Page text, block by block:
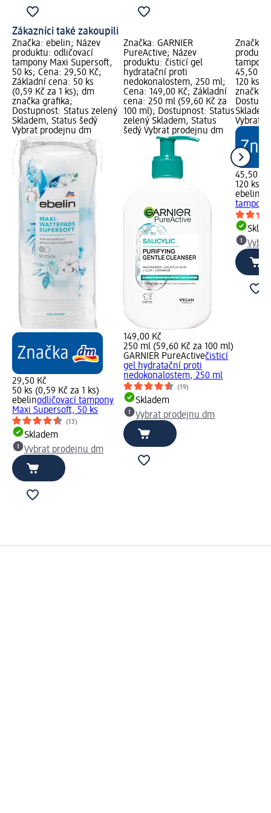
Zákazníci také zakoupili
Značka: ebelin; Název
produktu: odličovací
tampony Maxi Supersoft,
50 ks; Cena: 29,50 Kč;
Základní cena: 50 ks
(0,59 Kč za 1 ks); dm
značka grafika;
Dostupnost: Status zelený
Skladem, Status šedý
Vybrat prodejnu dm
29,50 Kč
50 ks (0,59 Kč za 1 ks)
ebelinodličovací tampony
Maxi Supersoft, 50 ks
(13)
Skladem
Vybrat prodejnu dm
Značka: GARNIER
PureActive; Název
produktu: čisticí gel
hydratační proti
nedokonalostem, 250 ml;
Cena: 149,00 Kč; Základní
cena: 250 ml (59,60 Kč za
100 ml); Dostupnost: Status
zelený Skladem, Status
šedý Vybrat prodejnu dm
149,00 Kč
250 ml (59,60 Kč za 100 ml)
GARNIER PureActivečisticí
gel hydratační proti
nedokonalostem, 250 ml
(19)
Skladem
Vybrat prodejnu dm
Značka:
45,50
120 ks
značka
Vybrat
45,50 Kč
120 ks
ebelin